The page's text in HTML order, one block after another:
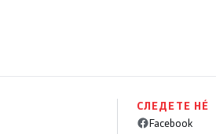
СЛЕДЕТЕ НÉ
Facebook